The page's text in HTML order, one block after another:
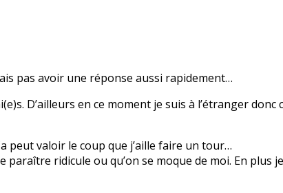
pas avoir une réponse aussi rapidement…
D’ailleurs en ce moment je suis à l’étranger donc
peut valoir le coup que j’aille faire un tour…
ridicule ou qu’on se moque de moi. En plus je